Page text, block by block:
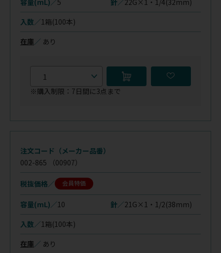
容量(mL)／5 針／22G×1・1/4(32mm)
入数／1箱(100本)
在庫／ あり
※購入制限：7日間に3点まで
注文コード（メーカー品番）
002-865 （00907）
税抜価格 会員特価
容量(mL)／10 針／21G×1・1/2(38mm)
入数／1箱(100本)
在庫／ あり